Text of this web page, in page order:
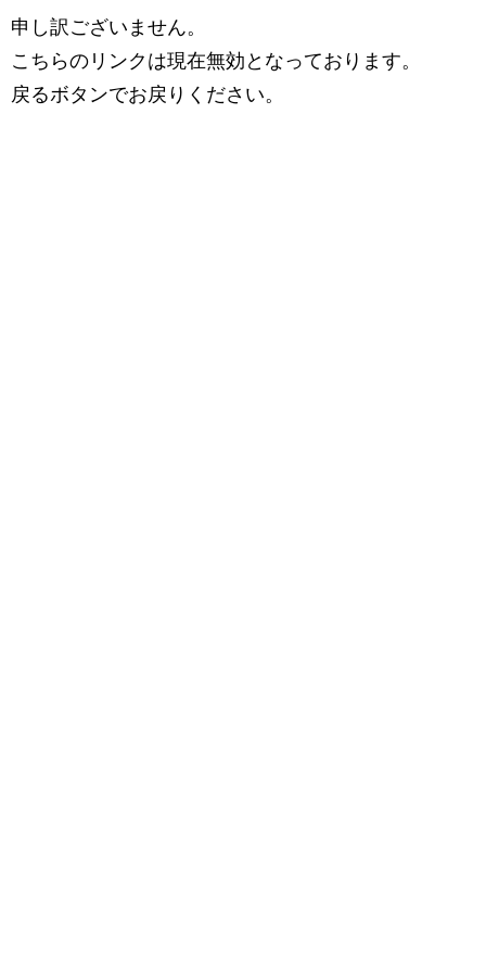
申し訳ございません。
こちらのリンクは現在無効となっております。
戻るボタンでお戻りください。